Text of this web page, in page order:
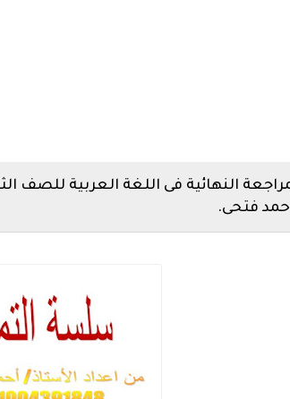
النهائية فى اللغة العربية للصف
فتحى.